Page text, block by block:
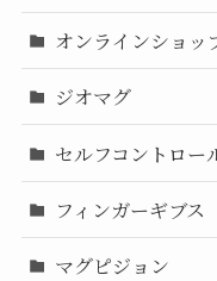
オンラインショッ
ジオマグ
セルフコントロー
フィンガーギブス
マグピジョン